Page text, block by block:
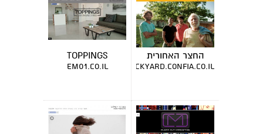
החצר האחורית
thebackyard.confia.co.il
TOPPINGS
em01.co.il